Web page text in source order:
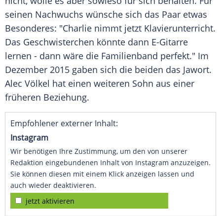
seinen Nachwuchs wünsche sich das Paar etwas
Besonderes: "Charlie nimmt jetzt Klavierunterricht.
Das Geschwisterchen könnte dann E-Gitarre
lernen - dann wäre die Familienband perfekt." Im
Dezember 2015 gaben sich die beiden das Jawort.
Alec Völkel hat einen weiteren Sohn aus einer
früheren Beziehung.
Empfohlener externer Inhalt:
Instagram
Wir benötigen Ihre Zustimmung, um den von unserer
Redaktion eingebundenen Inhalt von Instagram anzuzeigen.
Sie können diesen mit einem Klick anzeigen lassen und
auch wieder deaktivieren.
jetzt aktivieren